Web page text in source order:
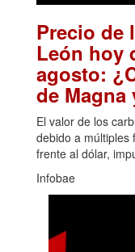
Precio de
León hoy
agosto:
de Magna
El valor de los
debido a múltiples
frente al dólar,
Infobae